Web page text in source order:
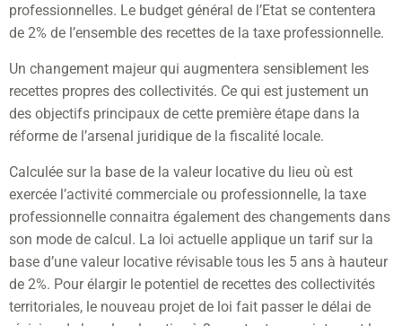
professionnelles. Le budget général de l’Etat se contentera
de 2% de l’ensemble des recettes de la taxe professionnelle.
Un changement majeur qui augmentera sensiblement les
recettes propres des collectivités. Ce qui est justement un
des objectifs principaux de cette première étape dans la
réforme de l’arsenal juridique de la fiscalité locale.
Calculée sur la base de la valeur locative du lieu où est
exercée l’activité commerciale ou professionnelle, la taxe
professionnelle connaitra également des changements dans
son mode de calcul. La loi actuelle applique un tarif sur la
base d’une valeur locative révisable tous les 5 ans à hauteur
de 2%. Pour élargir le potentiel de recettes des collectivités
territoriales, le nouveau projet de loi fait passer le délai de